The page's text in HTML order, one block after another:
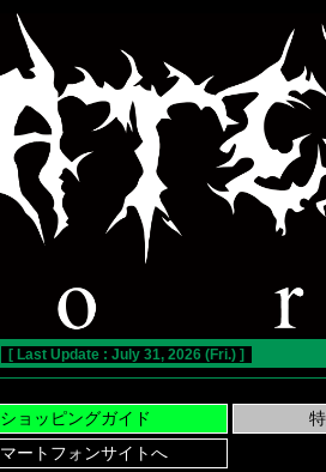
[ Last Update : July 31, 2026 (Fri.) ]